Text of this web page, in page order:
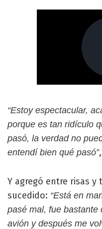
“Estoy espectacular,
porque es tan ridículo
pasó, la verdad no
entendí bien qué pasó”
Y agregó entre risas
sucedido: “Está en
pasé mal, fue bastante
avión y después me